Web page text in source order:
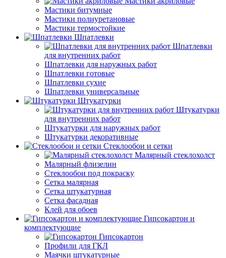
Мастики битумные
Мастики полиуретановые
Мастики термостойкие
Шпатлевки
Шпатлевки
для внутренних работ
Шпатлевки для наружных работ
Шпатлевки готовые
Шпатлевки сухие
Шпатлевки универсальные
Штукатурки
Штукатурки
для внутренних работ
Штукатурки для наружных работ
Штукатурки декоративные
Стеклообои и сетки
Малярный стеклохолст
Малярный флизелин
Стеклообои под покраску
Сетка малярная
Сетка штукатурная
Сетка фасадная
Клей для обоев
Гипсокартон и
комплектующие
Гипсокартон
Профили для ГКЛ
Маячки штукатурные